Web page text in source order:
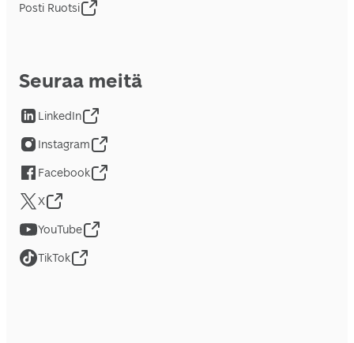
Posti Ruotsi
Seuraa meitä
LinkedIn
Instagram
Facebook
X
YouTube
TikTok